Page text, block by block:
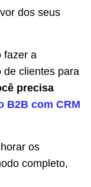
dos seus
fazer a
de clientes para
precisa
B2B com CRM
os
completo,